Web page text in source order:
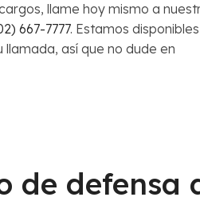
llame hoy mismo a
667-7777. Estamos disponibles
así que no dude en
de defensa